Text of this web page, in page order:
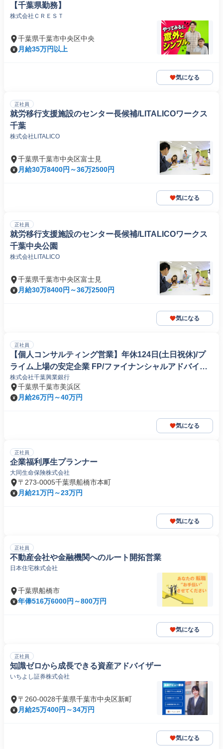
【千葉県勤務】
株式会社ＣＲＥＳＴ
千葉県千葉市中央区中央
月給35万円以上
気になる
正社員
就労移行支援施設のセンター長候補/LITALICOワークス
千葉
株式会社LITALICO
千葉県千葉市中央区富士見
月給30万8400円～36万2500円
気になる
正社員
就労移行支援施設のセンター長候補/LITALICOワークス
千葉中央公園
株式会社LITALICO
千葉県千葉市中央区富士見
月給30万8400円～36万2500円
気になる
正社員
【個人コンサルティング営業】年休124日(土日祝休)/プ
ライム上場の安定企業 FP/ファイナンシャルアドバイザ
ー
株式会社千葉興業銀行
千葉県千葉市美浜区
月給26万円～40万円
気になる
正社員
企業福利厚生プランナー
大同生命保険株式会社
〒273-0005千葉県船橋市本町
月給21万円～23万円
気になる
正社員
不動産会社や金融機関へのルート開拓営業
日本住宅株式会社
千葉県船橋市
年俸516万6000円～800万円
気になる
正社員
知識ゼロから成長できる資産アドバイザー
いちよし証券株式会社
〒260-0028千葉県千葉市中央区新町
月給25万400円～34万円
気になる